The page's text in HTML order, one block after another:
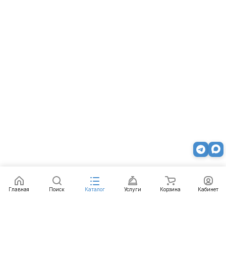
Главная Поиск Каталог Услуги Корзина Кабинет